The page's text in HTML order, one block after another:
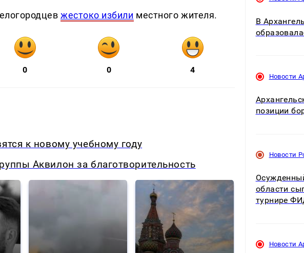
жестоко избили местного жителя.
0 0 4
к новому учебному году
Аквилон за благотворительность
В
Новости
позиции
Новости
области
турнире
Новости